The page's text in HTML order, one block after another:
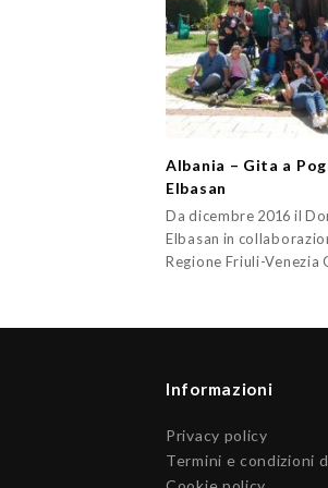
Albania – Gita a
Elbasan
Da dicembre 2016 il
Elbasan in
Regione Friuli-Venezia
Informazioni
Privacy policy
Termini e condizioni